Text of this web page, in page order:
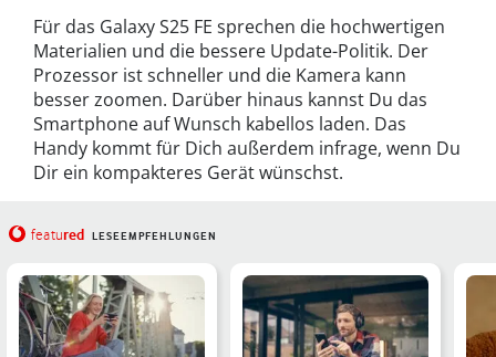
Für das Galaxy S25 FE sprechen die hochwertigen
Materialien und die bessere Update-Politik. Der
Prozessor ist schneller und die Kamera kann
besser zoomen. Darüber hinaus kannst Du das
Smartphone auf Wunsch kabellos laden. Das
Handy kommt für Dich außerdem infrage, wenn Du
Dir ein kompakteres Gerät wünschst.
featured LESEEMPFEHLUNGEN